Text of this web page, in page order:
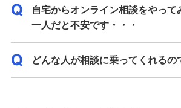
自宅からオンライン相談をやって
一人だと不安です・・・
どんな人が相談に乗ってくれるの